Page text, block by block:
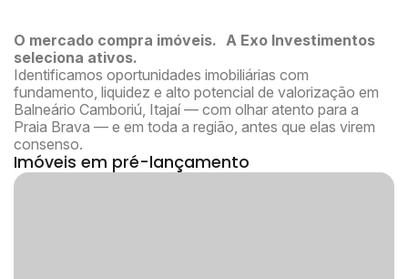
O mercado compra imóveis. A Exo Investimentos
seleciona ativos.
Identificamos oportunidades imobiliárias com
fundamento, liquidez e alto potencial de valorização em
Balneário Camboriú, Itajaí — com olhar atento para a
Praia Brava — e em toda a região, antes que elas virem
consenso.
Imóveis em pré-lançamento